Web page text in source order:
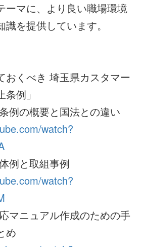
ーマに、より良い職場環境
を提供しています。
おくべき 埼玉県カスタマー
例」
例の概要と国法との違い
watch?
例と取組事例
watch?
マニュアル作成のための手
め